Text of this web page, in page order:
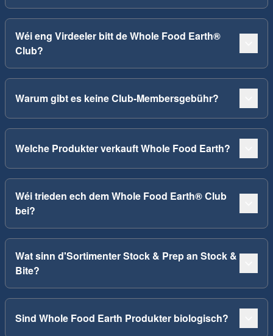
Wéi eng Virdeeler bitt de Whole Food Earth®
Club?
Warum gibt es keine Club-Membersgebühr?
Welche Produkter verkauft Whole Food Earth?
Wéi trieden ech dem Whole Food Earth® Club
bei?
Wat sinn d'Sortimenter Stock & Prep an Stock &
Bite?
Sind Whole Food Earth Produkter biologisch?